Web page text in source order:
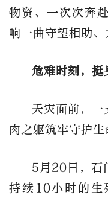
物资、一次次奔
响一曲守望相助、
危难时刻，挺
天灾面前，一
肉之躯筑牢守护生
5月20日，石
持续10小时的生